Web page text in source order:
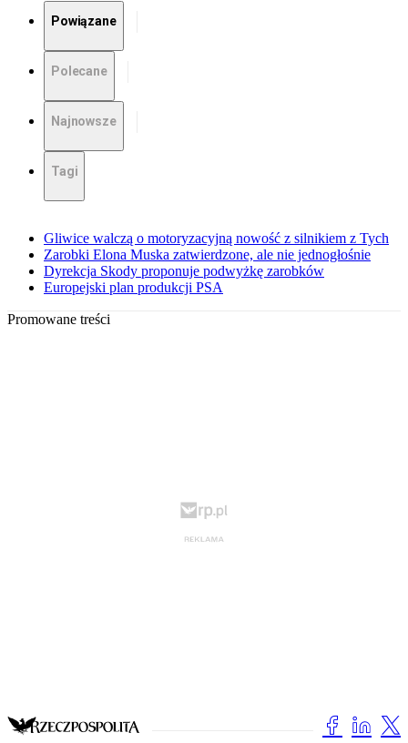
Powiązane
Polecane
Najnowsze
Tagi
Gliwice walczą o motoryzacyjną nowość z silnikiem z Tych
Zarobki Elona Muska zatwierdzone, ale nie jednogłośnie
Dyrekcja Skody proponuje podwyżkę zarobków
Europejski plan produkcji PSA
Promowane treści